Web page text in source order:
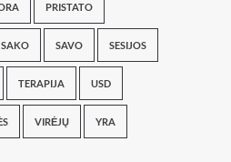
PRISTATO
SAKO SAVO SESIJOS
TERAPIJA USD
VIRĖJŲ YRA